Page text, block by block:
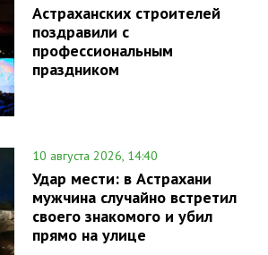
Астраханских строителей
поздравили с
профессиональным
праздником
10 августа 2026, 14:40
Удар мести: в Астрахани
мужчина случайно встретил
своего знакомого и убил
прямо на улице